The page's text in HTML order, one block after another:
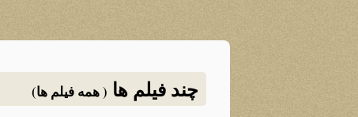
چند فیلم ها ( همه فیلم ها)